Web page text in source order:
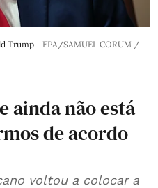
Trump
EPA/SAMUEL CORUM /
ainda não está
de acordo
voltou a colocar a